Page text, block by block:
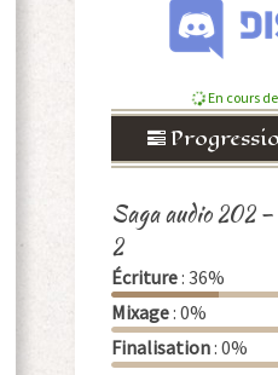
En cours
Saga audio 202 –
2
Écriture: 36%
Mixage: 0%
Finalisation: 0%